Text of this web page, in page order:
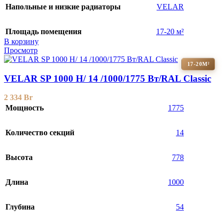
Напольные и низкие радиаторы VELAR
Площадь помещения
17-20 м²
В корзину
Просмотр
17-20М²
VELAR SP 1000 H/ 14 /1000/1775 Вт/RAL Classic
2 334 Br
Мощность
1775
Количество секций 14
Высота 778
Длина 1000
Глубина 54